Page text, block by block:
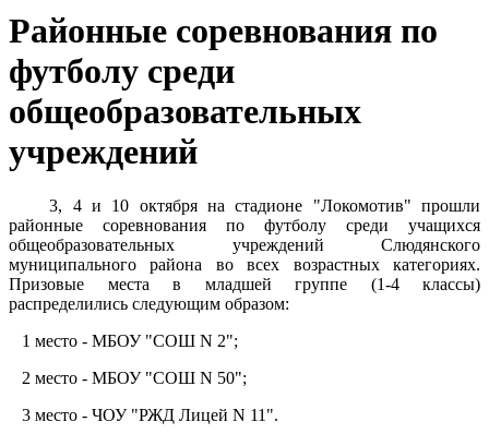
Районные соревнования по
футболу среди
общеобразовательных
учреждений
3, 4 и 10 октября на стадионе "Локомотив" прошли
районные соревнования по футболу среди учащихся
общеобразовательных учреждений Слюдянского
муниципального района во всех возрастных категориях.
Призовые места в младшей группе (1-4 классы)
распределились следующим образом:
1 место - МБОУ "СОШ N 2";
2 место - МБОУ "СОШ N 50";
3 место - ЧОУ "РЖД Лицей N 11".